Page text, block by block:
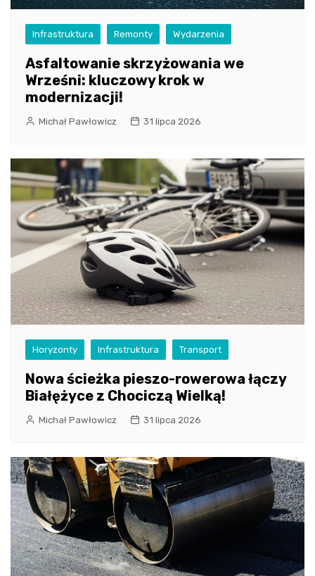
Infrastruktura Remonty Wydarzenia
Asfaltowanie skrzyżowania we
Wrześni: kluczowy krok w
modernizacji!
Michał Pawłowicz 31 lipca 2026
Horyzonty Infrastruktura Transport
Nowa ścieżka pieszo-rowerowa łączy
Białężyce z Chociczą Wielką!
Michał Pawłowicz 31 lipca 2026